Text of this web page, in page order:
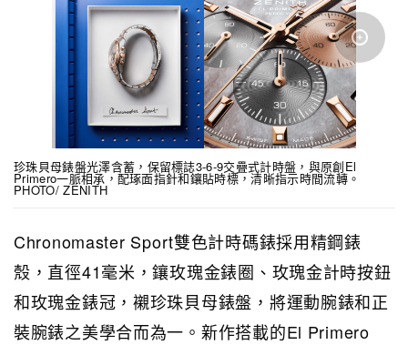
珍珠貝母錶盤光澤含蓄，保留標誌3-6-9交疊式計時盤，與原創El
Primero一脈相承，配琢面指針和鑲貼時標，清晰指示時間流轉。
PHOTO/ ZENITH
Chronomaster Sport雙色計時碼錶採用精鋼錶
殼，直徑41毫米，鑲玫瑰金錶圈、玫瑰金計時按鈕
和玫瑰金錶冠，襯珍珠貝母錶盤，將運動腕錶和正
裝腕錶之美學合而為一。新作搭載的El Primero